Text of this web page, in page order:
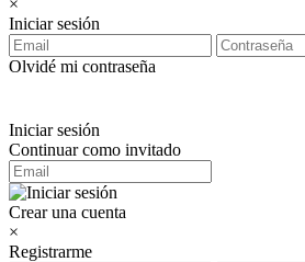
×
Iniciar sesión
Olvidé mi contraseña
Iniciar sesión
Continuar como invitado
Crear una cuenta
×
Registrarme